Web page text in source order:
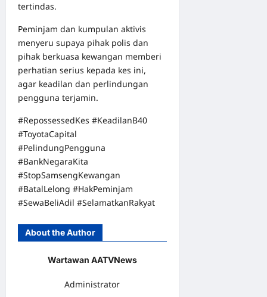
tertindas.
Peminjam dan kumpulan aktivis
menyeru supaya pihak polis dan
pihak berkuasa kewangan memberi
perhatian serius kepada kes ini,
agar keadilan dan perlindungan
pengguna terjamin.
#RepossessedKes #KeadilanB40
#ToyotaCapital
#PelindungPengguna
#BankNegaraKita
#StopSamsengKewangan
#BatalLelong #HakPeminjam
#SewaBeliAdil #SelamatkanRakyat
About the Author
Wartawan AATVNews
Administrator